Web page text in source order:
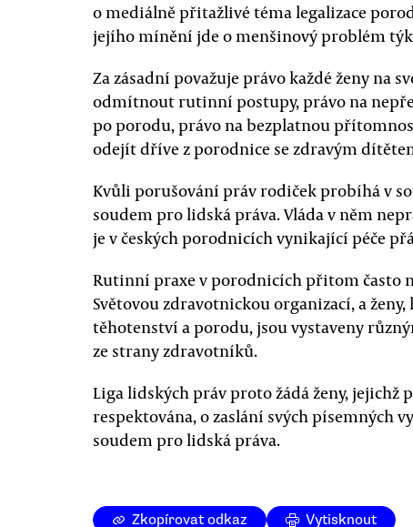
o mediálně přitažlivé téma legalizace
jejího mínění jde o menšinový problém
Za zásadní považuje právo každé ženy na
odmítnout rutinní postupy, právo na
po porodu, právo na bezplatnou
odejít dříve z porodnice se zdravým
Kvůli porušování práv rodiček probíhá v
soudem pro lidská práva. Vláda v něm
je v českých porodnicích vynikající péče
Rutinní praxe v porodnicích přitom často
Světovou zdravotnickou organizací, a
těhotenství a porodu, jsou vystaveny
ze strany zdravotníků.
Liga lidských práv proto žádá ženy, jejichž
respektována, o zaslání svých písemných
soudem pro lidská práva.
Zkopírovat odkaz Vytisknout